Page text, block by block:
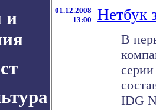
и
01.12.2008
13:00
Нетбук
В
IDG